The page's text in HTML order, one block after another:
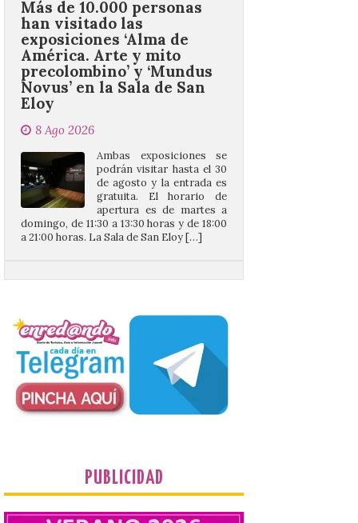
precolombino’ y ‘Mundus
Novus’ en la Sala de San
Eloy
8 Ago 2026
apertura es de martes a
domingo, de 11:30 a 13:30 horas y de 18:00
a 21:00 horas. La Sala de San Eloy […]
Pasen y vean: Gordoncillo
celebra el XXIV festival de
La información en la web
del Ayuntamiento sobre
este evento es del año
2022 y la de su página de
turismo de 2025 La firme
apuesta cultural que en las últimas
décadas viene desarrollando Gordoncillo,
tiene un momento culminante en […]
batalla en el que se
decidió el futuro del Reino
de León
PUBLICIDAD